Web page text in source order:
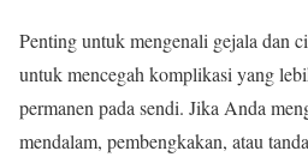
Penting untuk mengenali gejala dan
untuk mencegah komplikasi yang
permanen pada sendi. Jika Anda
mendalam, pembengkakan, atau